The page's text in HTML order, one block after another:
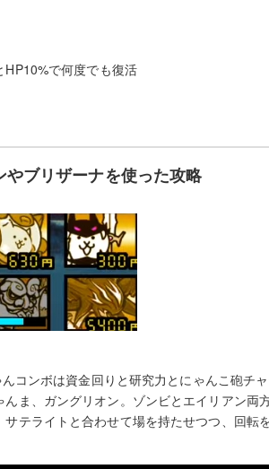
で何度でも復活
ブリザーナを使った攻略
コンボは資金回りと研究力とにゃんこ砲チ
ま、ガングリオン。ゾンビとエイリアン両
テライトと合わせて場を持たせつつ、回転